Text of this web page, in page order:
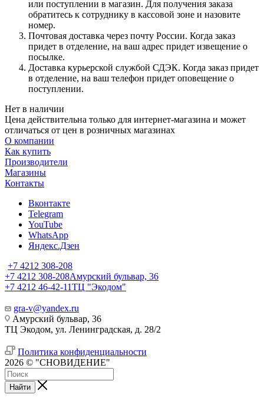
или поступлении в магазин. Для получения заказа
обратитесь к сотруднику в кассовой зоне и назовите
номер.
Почтовая доставка через почту России. Когда заказ
придет в отделение, на ваш адрес придет извещение о
посылке.
Доставка курьерской службой СДЭК. Когда заказ придет
в отделение, на ваш телефон придет оповещение о
поступлении.
Нет в наличии
Цена действительна только для интернет-магазина и может
отличаться от цен в розничных магазинах
О компании
Как купить
Производители
Магазины
Контакты
Вконтакте
Telegram
YouTube
WhatsApp
Яндекс.Дзен
+7 4212 308-208
+7 4212 308-208Амурский бульвар, 36
+7 4212 46-42-11ТЦ "Экодом"
gra-v@yandex.ru
Амурский бульвар, 36
ТЦ Экодом, ул. Ленинградская, д. 28/2
Политика конфиденциальности
2026 © "СНОВИДЕНИЕ"
Найти